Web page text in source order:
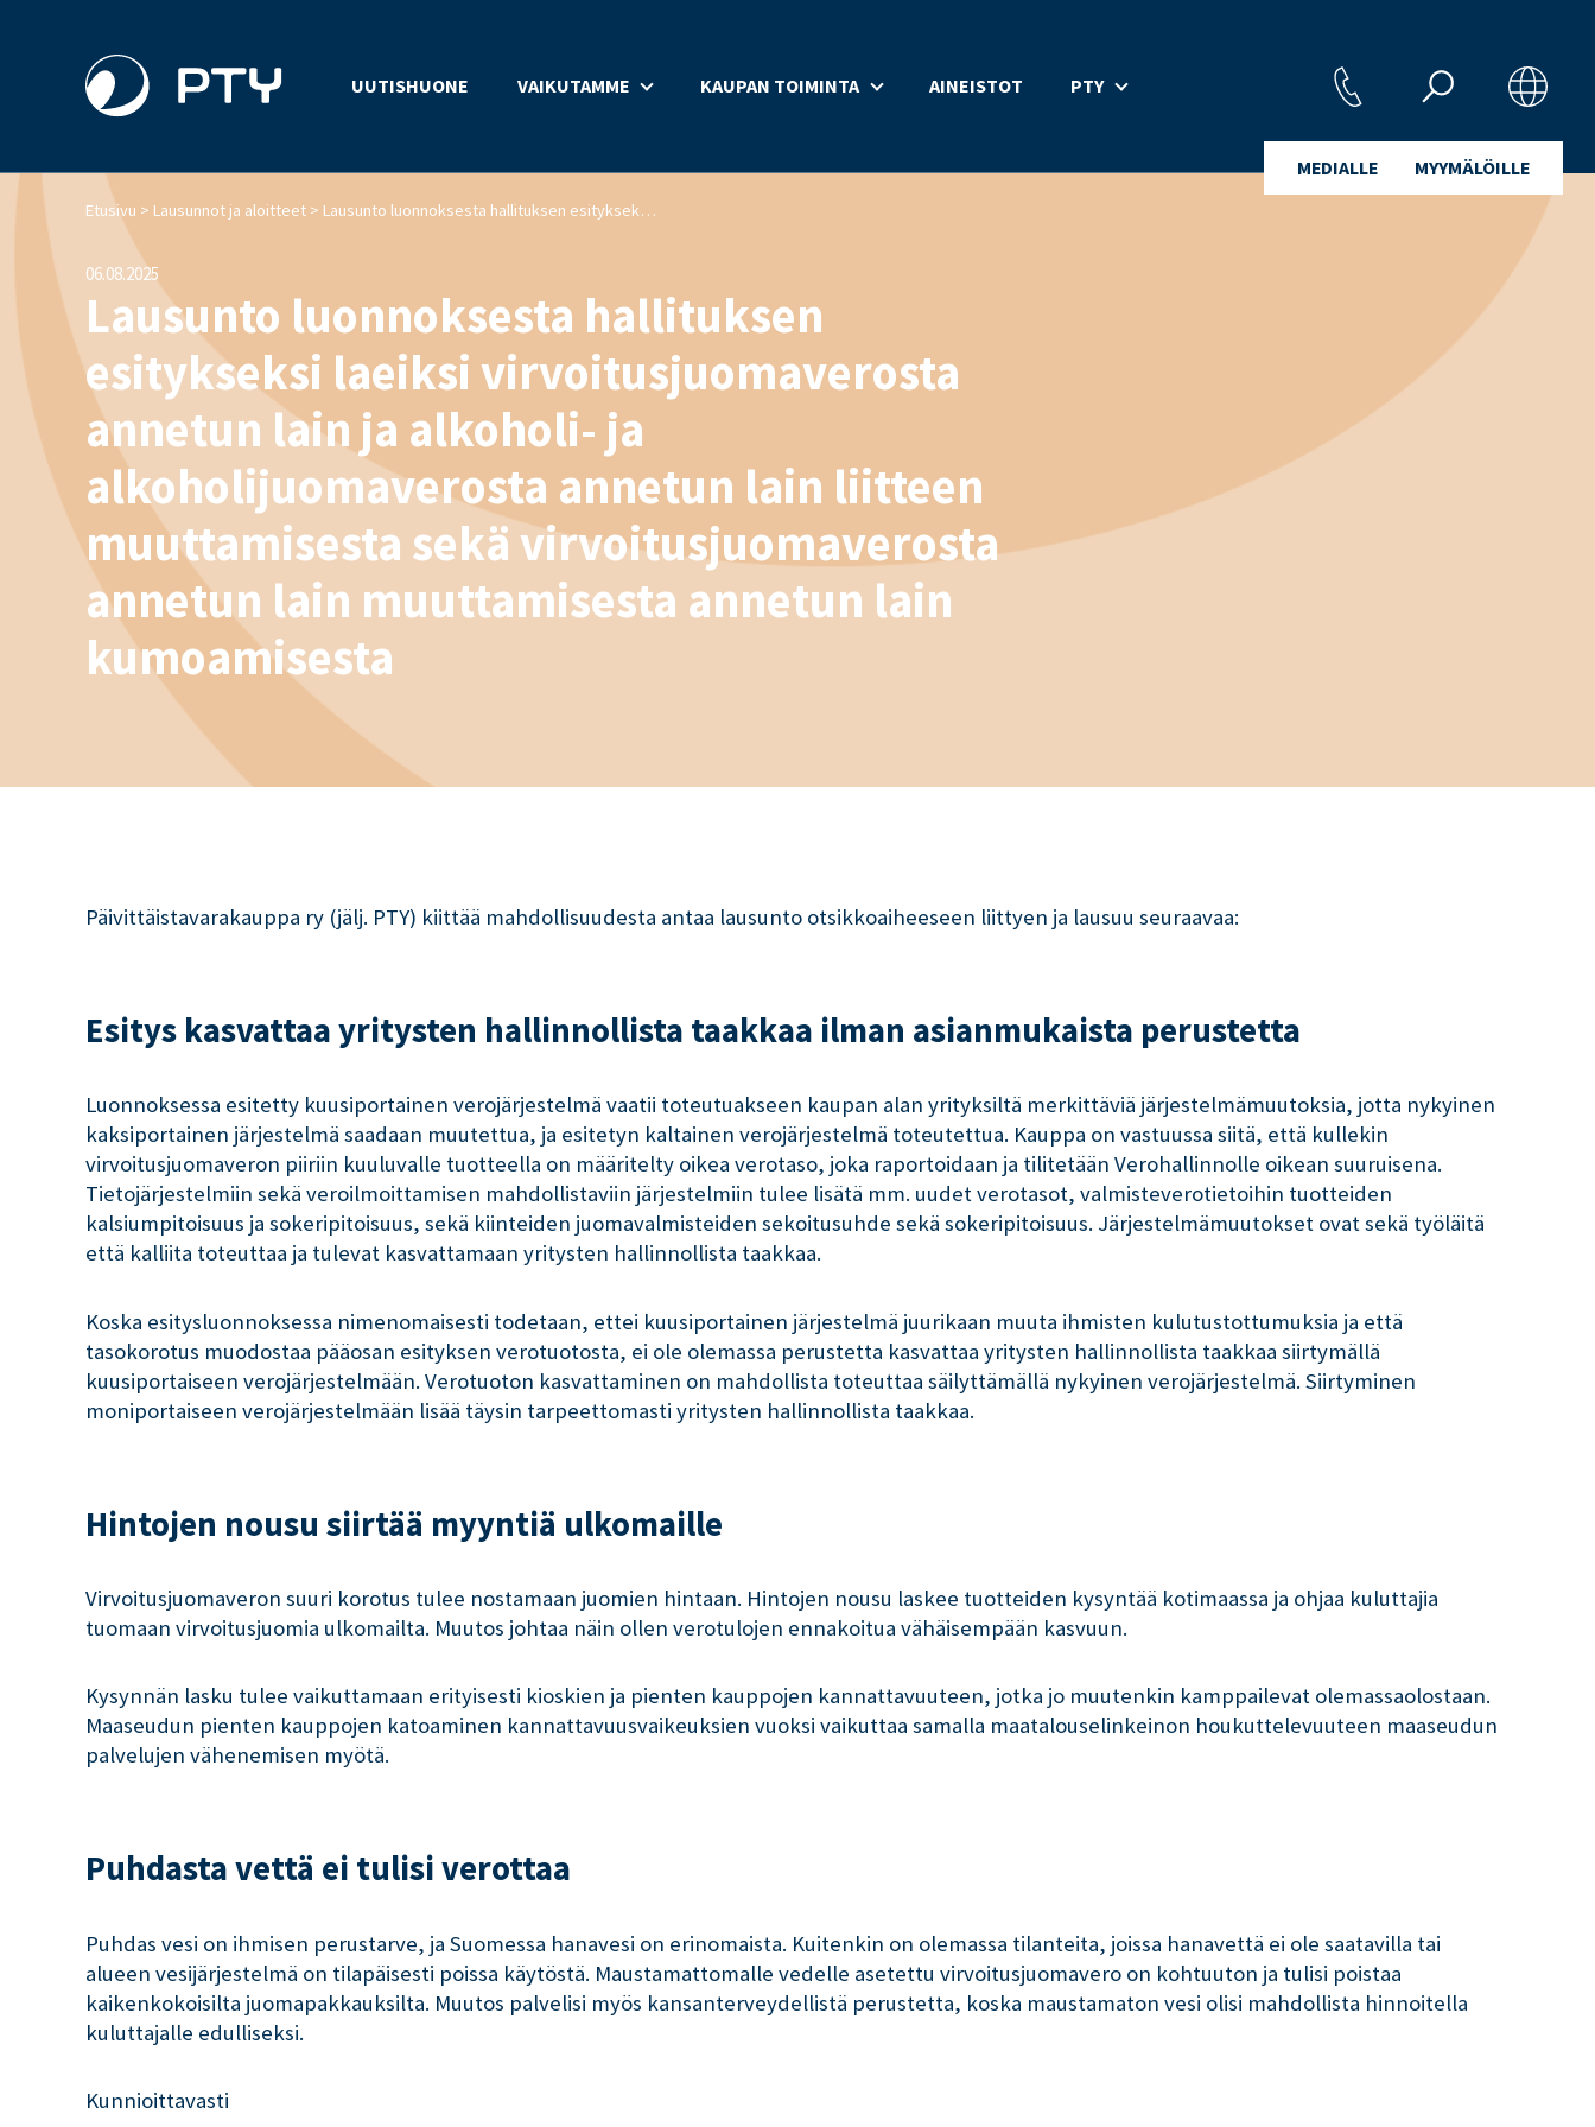
UUTISHUONE VAIKUTAMME KAUPAN TOIMINTA AINEISTOT PTY
MEDIALLE MYYMÄLÖILLE
Etusivu > Lausunnot ja aloitteet > Lausunto luonnoksesta hallituksen esitykseksi laeiksi virvoitusjuomaverosta annetun lain ja alkoholi- ja alkoholijuomaverosta annetun lain liitteen muuttamisesta sekä virvoitusjuomaverosta annetun lain muuttamisesta annetun lain kumoamisesta
06.08.2025
Lausunto luonnoksesta hallituksen
esitykseksi laeiksi virvoitusjuomaverosta
annetun lain ja alkoholi- ja
alkoholijuomaverosta annetun lain liitteen
muuttamisesta sekä virvoitusjuomaverosta
annetun lain muuttamisesta annetun lain
kumoamisesta
Päivittäistavarakauppa ry (jälj. PTY) kiittää mahdollisuudesta antaa lausunto otsikkoaiheeseen liittyen ja lausuu seuraavaa:
Esitys kasvattaa yritysten hallinnollista taakkaa ilman asianmukaista perustetta
Luonnoksessa esitetty kuusiportainen verojärjestelmä vaatii toteutuakseen kaupan alan yrityksiltä merkittäviä järjestelmämuutoksia, jotta nykyinen
kaksiportainen järjestelmä saadaan muutettua, ja esitetyn kaltainen verojärjestelmä toteutettua. Kauppa on vastuussa siitä, että kullekin
virvoitusjuomaveron piiriin kuuluvalle tuotteella on määritelty oikea verotaso, joka raportoidaan ja tilitetään Verohallinnolle oikean suuruisena.
Tietojärjestelmiin sekä veroilmoittamisen mahdollistaviin järjestelmiin tulee lisätä mm. uudet verotasot, valmisteverotietoihin tuotteiden
kalsiumpitoisuus ja sokeripitoisuus, sekä kiinteiden juomavalmisteiden sekoitusuhde sekä sokeripitoisuus. Järjestelmämuutokset ovat sekä työläitä
että kalliita toteuttaa ja tulevat kasvattamaan yritysten hallinnollista taakkaa.
Koska esitysluonnoksessa nimenomaisesti todetaan, ettei kuusiportainen järjestelmä juurikaan muuta ihmisten kulutustottumuksia ja että
tasokorotus muodostaa pääosan esityksen verotuotosta, ei ole olemassa perustetta kasvattaa yritysten hallinnollista taakkaa siirtymällä
kuusiportaiseen verojärjestelmään. Verotuoton kasvattaminen on mahdollista toteuttaa säilyttämällä nykyinen verojärjestelmä. Siirtyminen
moniportaiseen verojärjestelmään lisää täysin tarpeettomasti yritysten hallinnollista taakkaa.
Hintojen nousu siirtää myyntiä ulkomaille
Virvoitusjuomaveron suuri korotus tulee nostamaan juomien hintaan. Hintojen nousu laskee tuotteiden kysyntää kotimaassa ja ohjaa kuluttajia
tuomaan virvoitusjuomia ulkomailta. Muutos johtaa näin ollen verotulojen ennakoitua vähäisempään kasvuun.
Kysynnän lasku tulee vaikuttamaan erityisesti kioskien ja pienten kauppojen kannattavuuteen, jotka jo muutenkin kamppailevat olemassaolostaan.
Maaseudun pienten kauppojen katoaminen kannattavuusvaikeuksien vuoksi vaikuttaa samalla maatalouselinkeinon houkuttelevuuteen maaseudun
palvelujen vähenemisen myötä.
Puhdasta vettä ei tulisi verottaa
Puhdas vesi on ihmisen perustarve, ja Suomessa hanavesi on erinomaista. Kuitenkin on olemassa tilanteita, joissa hanavettä ei ole saatavilla tai
alueen vesijärjestelmä on tilapäisesti poissa käytöstä. Maustamattomalle vedelle asetettu virvoitusjuomavero on kohtuuton ja tulisi poistaa
kaikenkokoisilta juomapakkauksilta. Muutos palvelisi myös kansanterveydellistä perustetta, koska maustamaton vesi olisi mahdollista hinnoitella
kuluttajalle edulliseksi.
Kunnioittavasti